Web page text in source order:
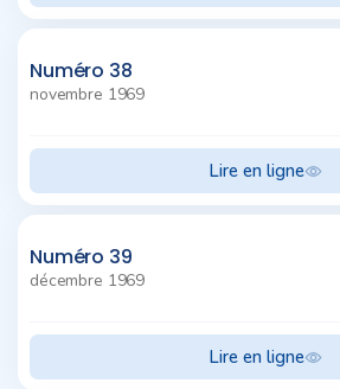
Numéro 38
novembre 1969
Lire en ligne
Numéro 39
décembre 1969
Lire en ligne